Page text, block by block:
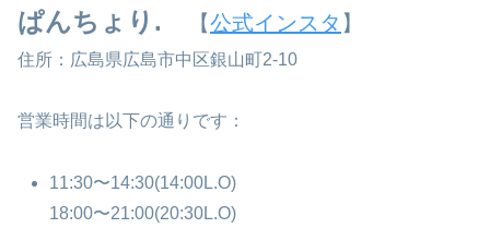
ぱんちょり. 【公式インスタ 】
住所：広島県広島市中区銀山町2-10
営業時間は以下の通りです：
11:30〜14:30(14:00L.O)
18:00〜21:00(20:30L.O)